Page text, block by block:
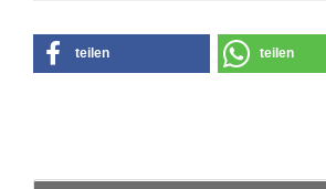
teilen teilen